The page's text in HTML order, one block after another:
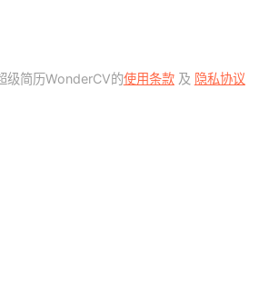
级简历WonderCV的使用条款及 隐私协议